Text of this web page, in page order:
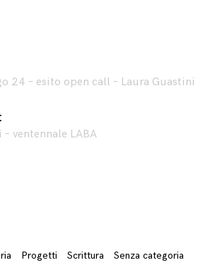
24 – esito open call – Laura Guastini
ventennale LABA
Progetti Scrittura Senza categoria